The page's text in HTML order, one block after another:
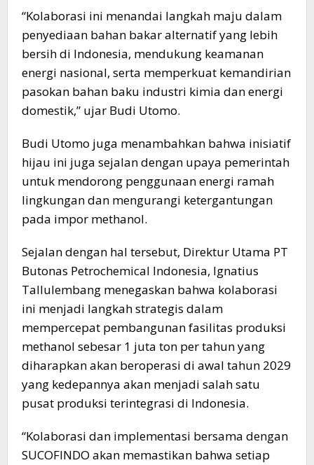
“Kolaborasi ini menandai langkah maju dalam
penyediaan bahan bakar alternatif yang lebih
bersih di Indonesia, mendukung keamanan
energi nasional, serta memperkuat kemandirian
pasokan bahan baku industri kimia dan energi
domestik,” ujar Budi Utomo.
Budi Utomo juga menambahkan bahwa inisiatif
hijau ini juga sejalan dengan upaya pemerintah
untuk mendorong penggunaan energi ramah
lingkungan dan mengurangi ketergantungan
pada impor methanol.
Sejalan dengan hal tersebut, Direktur Utama PT
Butonas Petrochemical Indonesia, Ignatius
Tallulembang menegaskan bahwa kolaborasi
ini menjadi langkah strategis dalam
mempercepat pembangunan fasilitas produksi
methanol sebesar 1 juta ton per tahun yang
diharapkan akan beroperasi di awal tahun 2029
yang kedepannya akan menjadi salah satu
pusat produksi terintegrasi di Indonesia.
“Kolaborasi dan implementasi bersama dengan
SUCOFINDO akan memastikan bahwa setiap